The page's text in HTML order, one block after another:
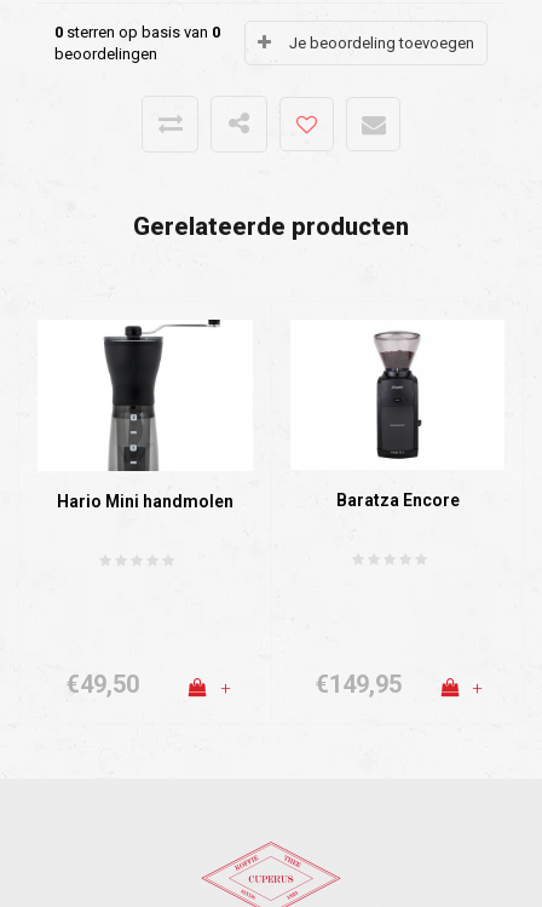
0 sterren op basis van 0
beoordelingen
Je beoordeling toevoegen
Gerelateerde producten
Hario Mini handmolen
€49,50 +
Baratza Encore
€149,95 +